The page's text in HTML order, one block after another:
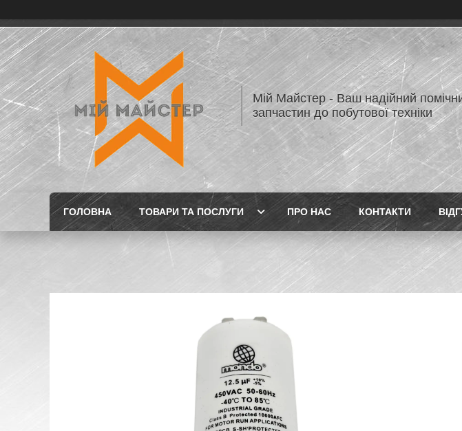
Мій Майстер - Ваш надійний
запчастин до побутової техніки
ГОЛОВНА ТОВАРИ ТА ПОСЛУГИ ПРО НАС КОНТАКТИ